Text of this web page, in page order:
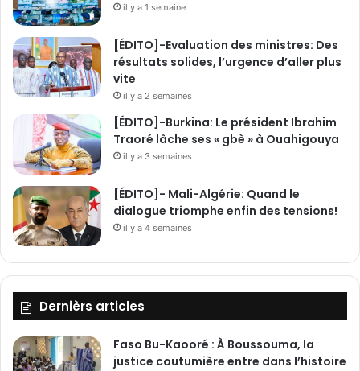
il y a 1 semaine
[ÉDITO]-Evaluation des ministres: Des
résultats solides, l’urgence d’aller plus
vite
il y a 2 semaines
[ÉDITO]-Burkina: Le président Ibrahim
Traoré lâche ses « gbè » à Ouahigouya
il y a 3 semaines
[ÉDITO]- Mali-Algérie: Quand le
dialogue triomphe enfin des tensions!
il y a 4 semaines
Dernièrs articles
Faso Bu-Kaooré : À Boussouma, la
justice coutumière entre dans l’histoire